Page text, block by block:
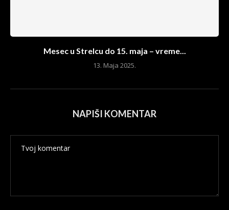
Mesec u Strelcu do 15. maja – vreme...
13. Maja 2025.
NAPIŠI KOMENTAR